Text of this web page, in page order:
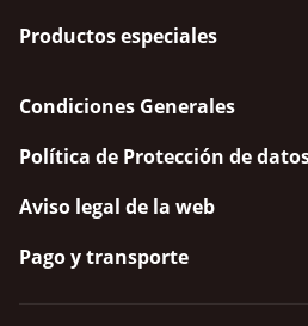
Productos especiales
Condiciones Generales
Política de Protección de
Aviso legal de la web
Pago y transporte